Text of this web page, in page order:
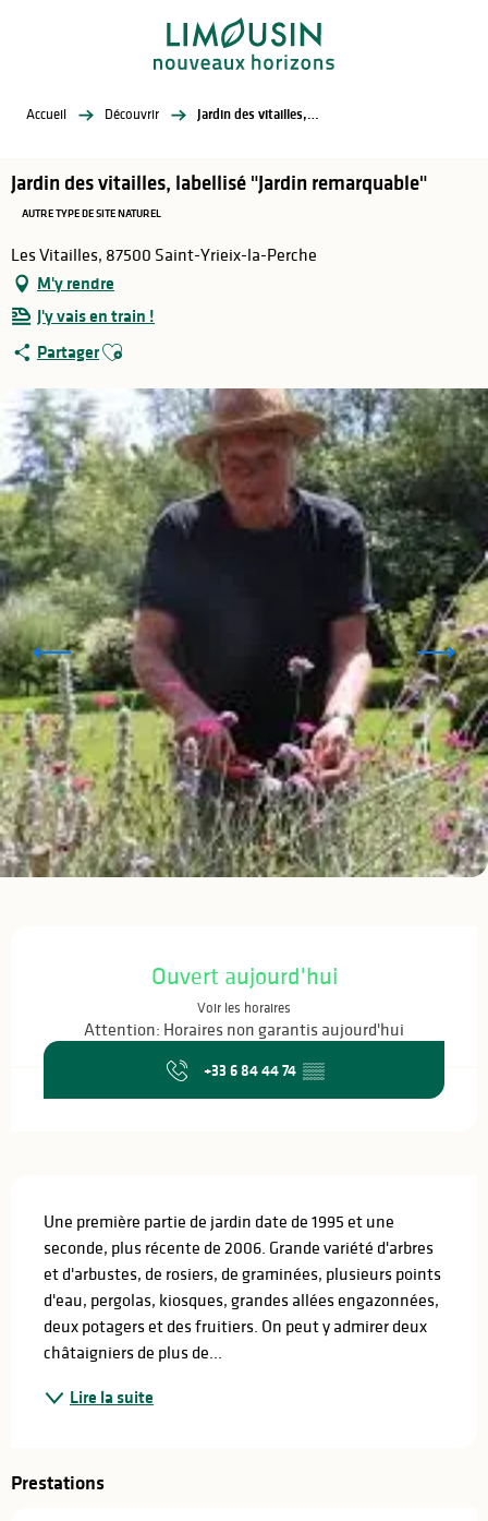
Accueil Découvrir Jardin des vitailles, labellisé "Jardin remarquable"
Jardin des vitailles, labellisé "Jardin remarquable"
AUTRE TYPE DE SITE NATUREL
Les Vitailles, 87500 Saint-Yrieix-la-Perche
M'y rendre
J'y vais en train !
PartagerAjouter aux favoris
Ouvert aujourd'hui
Voir les horaires
Attention: Horaires non garantis aujourd'hui
+33 6 84 44 74 ▒▒
Une première partie de jardin date de 1995 et une
seconde, plus récente de 2006. Grande variété d'arbres
et d'arbustes, de rosiers, de graminées, plusieurs points
d'eau, pergolas, kiosques, grandes allées engazonnées,
deux potagers et des fruitiers. On peut y admirer deux
châtaigniers de plus de...
Lire la suite
Prestations